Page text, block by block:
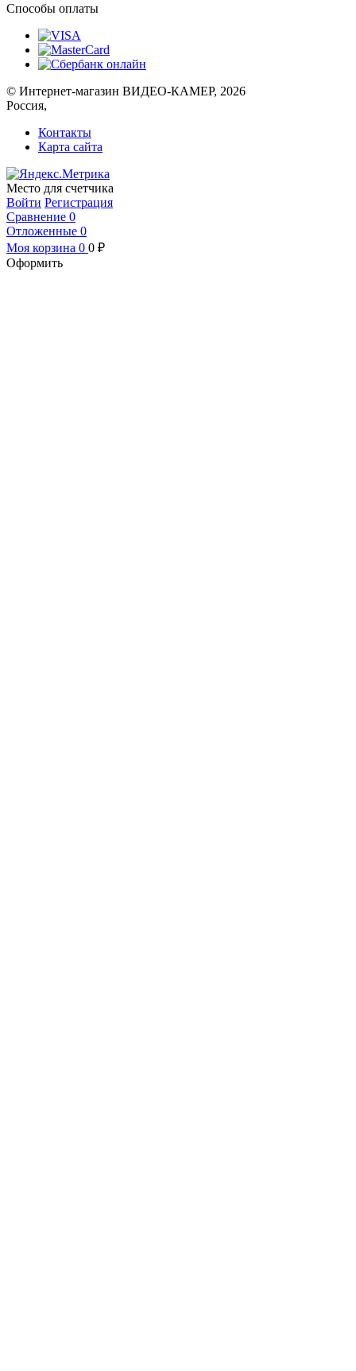
Способы оплаты
© Интернет-магазин ВИДЕО-КАМЕР, 2026
Россия,
Контакты
Карта сайта
Место для счетчика
Войти Регистрация
Сравнение 0
Отложенные 0
Моя корзина 0 0 ₽
Оформить